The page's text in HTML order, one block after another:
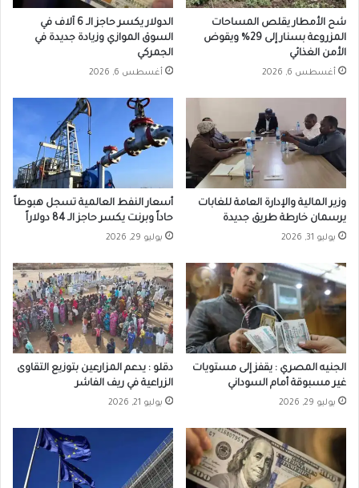
شح الأمطار يقلص المساحات
المزروعة بسنار إلى 29% ويقوض
الأمن الغذائي
أغسطس 6, 2026
الدولار يكسر حاجز الـ 6 آلاف في
السوق الموازي وزيادة جديدة في
الجمركي
أغسطس 6, 2026
وزير المالية والإدارة العامة للغابات
يرسمان خارطة طريق جديدة
يوليو 31, 2026
أسعار النفط العالمية تسجل هبوطاً
حاداً وبرنت يكسر حاجز الـ 84 دولاراً
يوليو 29, 2026
الجنيه المصري : يقفز إلى مستويات
غير مسبوقة أمام السوداني
يوليو 29, 2026
دقلو : يدعم المزارعين بتوزيع التقاوى
الزراعية في ريف الفاشر
يوليو 21, 2026